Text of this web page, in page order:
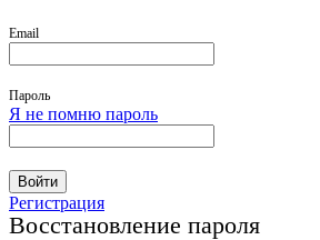
Email
Пароль
Я не помню пароль
Войти
Регистрация
Восстановление пароля